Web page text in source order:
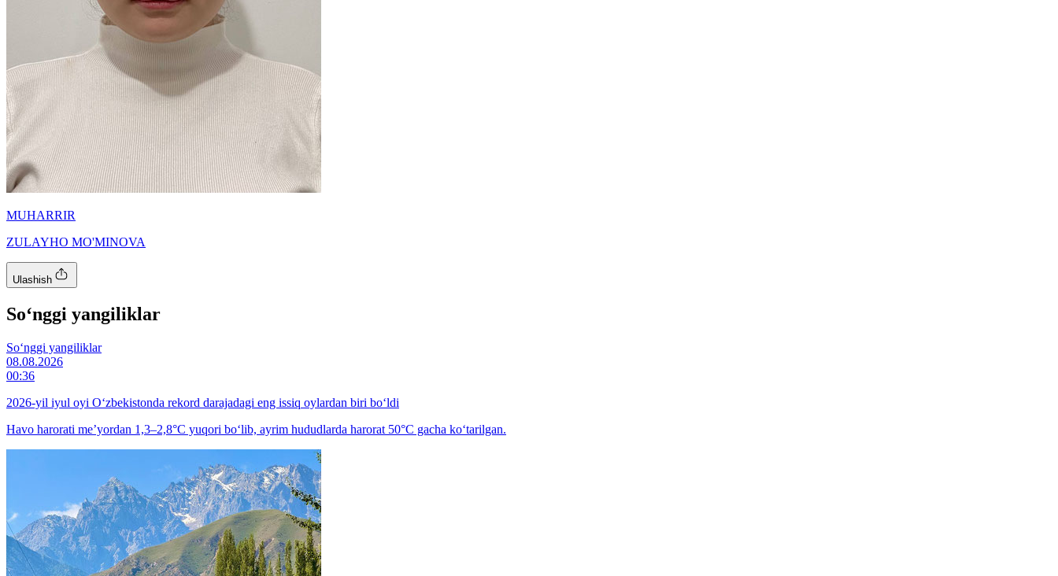
MUHARRIR
ZULAYHO MO'MINOVA
Ulashish
So‘nggi yangiliklar
So‘nggi yangiliklar
08.08.2026
00:36
2026-yil iyul oyi O‘zbekistonda rekord darajadagi eng issiq oylardan biri bo‘ldi
Havo harorati me’yordan 1,3–2,8°C yuqori bo‘lib, ayrim hududlarda harorat 50°C gacha ko‘tarilgan.